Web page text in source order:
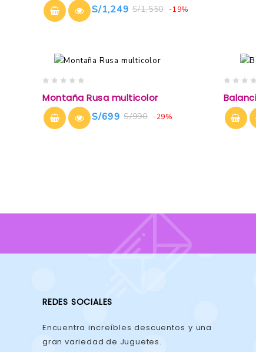
of
5
S/1,550
S/1,249 -19%
out
of
5
Montaña Rusa multicolor
S/990
S/699 -29%
out
of
5
REDES SOCIALES
Encuentra increíbles descuentos y una
gran variedad de Juguetes.